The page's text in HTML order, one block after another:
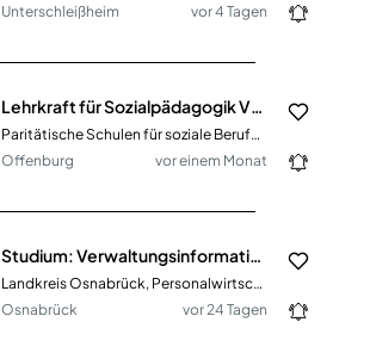
Unterschleißheim
vor 4 Tagen
Lehrkraft für Sozialpädagogik VZ / TZ (m/w/d)
Paritätische Schulen für soziale Berufe gGmbH
Offenburg
vor einem Monat
Studium: Verwaltungsinformatik (m/w/d) ab dem 01.09.2027
Landkreis Osnabrück, Personalwirtschaft
Osnabrück
vor 24 Tagen